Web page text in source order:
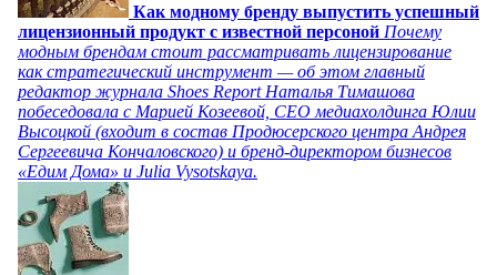
Как модному бренду выпустить успешный
лицензионный продукт с известной персоной Почему
модным брендам стоит рассматривать лицензирование
как стратегический инструмент — об этом главный
редактор журнала Shoes Report Наталья Тимашова
побеседовала с Марией Козеевой, СЕО медиахолдинга Юлии
Высоцкой (входит в состав Продюсерского центра Андрея
Сергеевича Кончаловского) и бренд-директором бизнесов
«Едим Дома» и Julia Vysotskaya.